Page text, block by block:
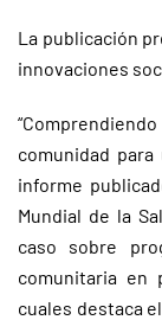
La publicación
innovaciones
comunidad
informe
Mundial de la
caso sobre
comunitaria en
cuales destaca